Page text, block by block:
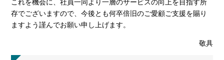
存でございますので、今後とも何卒倍旧のご愛顧ご支援を賜り
ますよう謹んでお願い申し上げます。
敬具